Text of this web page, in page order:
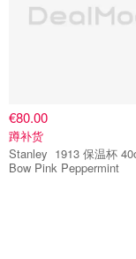
€80.00
蹲补货
Stanley 1913 保温杯 40oz-Baby
Bow Pink Peppermint